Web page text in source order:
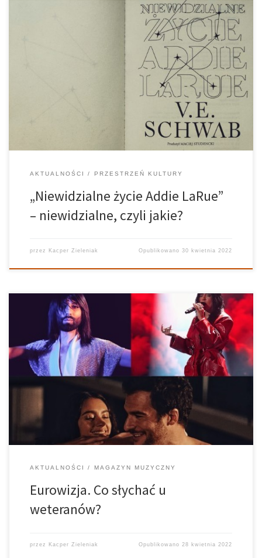
„Nigdy nie módl się do bogów, którzy odpowiadają po zmroku” –
usłyszała Addie LaRue. Może spotkać cię ponad trzysta lat życia, w
których trakcie: zobaczysz na własne oczy wielkie wydarzenia
historyczne, poznasz i zainspirujesz największych artystów świata,
AKTUALNOŚCI PRZESTRZEŃ KULTURY
„Niewidzialne życie Addie LaRue”
– niewidzialne, czyli jakie?
przez Kacper Zieleniak Opublikowano30 kwietnia 2022
Eurowizja rozpocznie się już w maju. Z tego powodu przyglądamy
się karierom jej weteranów. Sprawdź, co słychać m.in. u Loreen!
AKTUALNOŚCI MAGAZYN MUZYCZNY
Eurowizja. Co słychać u
weteranów?
przez Kacper Zieleniak Opublikowano28 kwietnia 2022